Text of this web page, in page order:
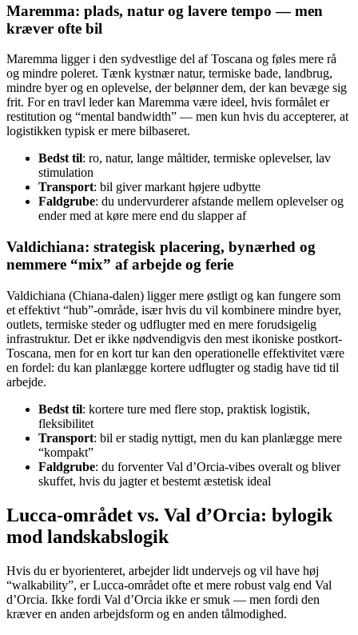
Maremma: plads, natur og lavere tempo — men
kræver ofte bil
Maremma ligger i den sydvestlige del af Toscana og føles mere rå
og mindre poleret. Tænk kystnær natur, termiske bade, landbrug,
mindre byer og en oplevelse, der belønner dem, der kan bevæge sig
frit. For en travl leder kan Maremma være ideel, hvis formålet er
restitution og “mental bandwidth” — men kun hvis du accepterer, at
logistikken typisk er mere bilbaseret.
Bedst til: ro, natur, lange måltider, termiske oplevelser, lav
stimulation
Transport: bil giver markant højere udbytte
Faldgrube: du undervurderer afstande mellem oplevelser og
ender med at køre mere end du slapper af
Valdichiana: strategisk placering, bynærhed og
nemmere “mix” af arbejde og ferie
Valdichiana (Chiana-dalen) ligger mere østligt og kan fungere som
et effektivt “hub”-område, især hvis du vil kombinere mindre byer,
outlets, termiske steder og udflugter med en mere forudsigelig
infrastruktur. Det er ikke nødvendigvis den mest ikoniske postkort-
Toscana, men for en kort tur kan den operationelle effektivitet være
en fordel: du kan planlægge kortere udflugter og stadig have tid til
arbejde.
Bedst til: kortere ture med flere stop, praktisk logistik,
fleksibilitet
Transport: bil er stadig nyttigt, men du kan planlægge mere
“kompakt”
Faldgrube: du forventer Val d’Orcia-vibes overalt og bliver
skuffet, hvis du jagter et bestemt æstetisk ideal
Lucca-området vs. Val d’Orcia: bylogik
mod landskabslogik
Hvis du er byorienteret, arbejder lidt undervejs og vil have høj
“walkability”, er Lucca-området ofte et mere robust valg end Val
d’Orcia. Ikke fordi Val d’Orcia ikke er smuk — men fordi den
kræver en anden arbejdsform og en anden tålmodighed.